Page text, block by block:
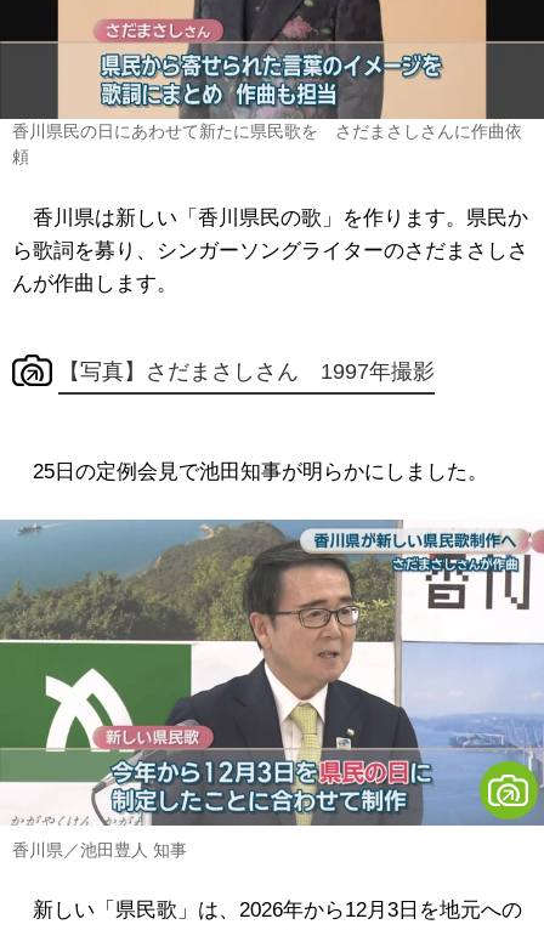
香川県民の日にあわせて新たに県民歌を さだまさしさんに作曲依
頼
香川県は新しい「香川県民の歌」を作ります。県民か
ら歌詞を募り、シンガーソングライターのさだまさしさ
んが作曲します。
【写真】さだまさしさん 1997年撮影
25日の定例会見で池田知事が明らかにしました。
香川県／池田豊人 知事
新しい「県民歌」は、2026年から12月3日を地元への